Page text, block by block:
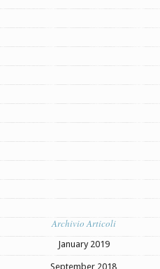
Archivio Articoli
January 2019
September 2018